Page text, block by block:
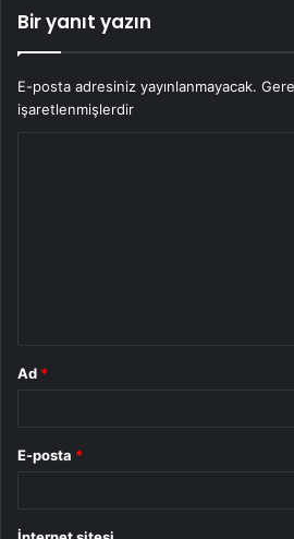
Bir yanıt yazın
E-posta adresiniz yayınlanmayacak.
işaretlenmişlerdir
Ad *
E-posta *